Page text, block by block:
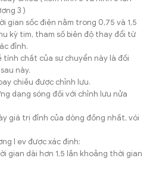
3 )
gian sốc điện nằm trong 0,75 và 1,5
kỳ tim, tham số biên độ thay đổi từ
đỉnh.
chất của sự chuyển này là đối
này.
chiều được chỉnh lưu.
dạng sóng đối với chỉnh lưu nửa
giá trị đỉnh của dòng đồng nhất, vói
I ev được xác định:
gian dài hơn 1,5 lần khoảng thời gian